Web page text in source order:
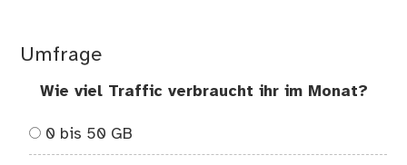
Umfrage
Wie viel Traffic verbraucht ihr im Monat?
0 bis 50 GB